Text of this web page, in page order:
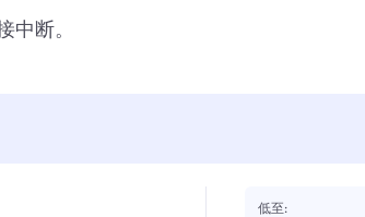
断。
低至: